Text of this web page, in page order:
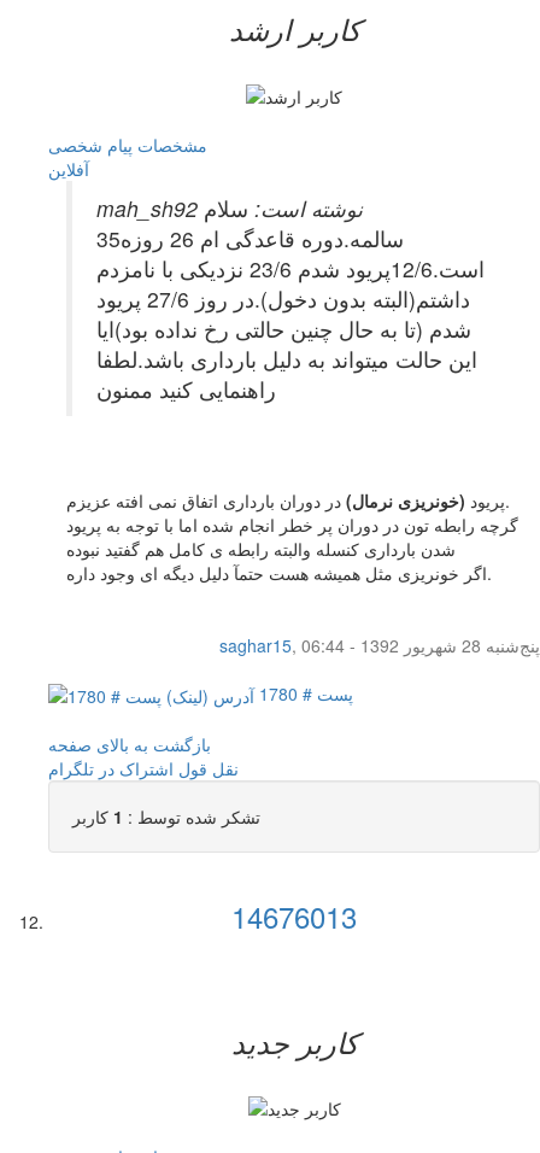
کاربر ارشد
مشخصات پیام شخصی
آفلاين
mah_sh92 نوشته است: سلام
35سالمه.دوره قاعدگی ام 26 روزه
است.12/6پریود شدم 23/6 نزدیکی با نامزدم
داشتم(البته بدون دخول).در روز 27/6 پریود
شدم (تا به حال چنین حالتی رخ نداده بود)ایا
این حالت میتواند به دلیل بارداری باشد.لطفا
راهنمایی کنید ممنون
پریود (خونریزی نرمال)
در دوران بارداری اتفاق نمی افته عزیزم.
گرچه رابطه تون در دوران پر خطر انجام شده اما با توجه به پریود
شدن بارداری کنسله والبته رابطه ی کامل هم گفتید نبوده
اگر خونریزی مثل همیشه هست حتمآ دلیل دیگه ای وجود داره.
saghar15,
پنج‌شنبه 28 شهریور 1392 - 06:44
پست # 1780
بازگشت به بالای صفحه
نقل قول اشتراک در تلگرام
تشکر شده توسط : 1 کاربر
14676013
کاربر جدید